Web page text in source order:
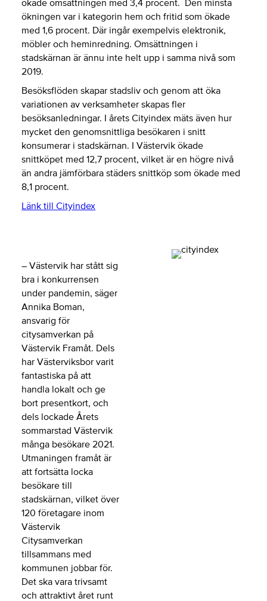
ökade omsättningen med 3,4 procent. Den minsta
ökningen var i kategorin hem och fritid som ökade
med 1,6 procent. Där ingår exempelvis elektronik,
möbler och heminredning. Omsättningen i
stadskärnan är ännu inte helt upp i samma nivå som
2019.
Besöksflöden skapar stadsliv och genom att öka
variationen av verksamheter skapas fler
besöksanledningar. I årets Cityindex mäts även hur
mycket den genomsnittliga besökaren i snitt
konsumerar i stadskärnan. I Västervik ökade
snittköpet med 12,7 procent, vilket är en högre nivå
än andra jämförbara städers snittköp som ökade med
8,1 procent.
Länk till Cityindex
– Västervik har stått sig
bra i konkurrensen
under pandemin, säger
Annika Boman,
ansvarig för
citysamverkan på
Västervik Framåt. Dels
har Västerviksbor varit
fantastiska på att
handla lokalt och ge
bort presentkort, och
dels lockade Årets
sommarstad Västervik
många besökare 2021.
Utmaningen framåt är
att fortsätta locka
besökare till
stadskärnan, vilket över
120 företagare inom
Västervik
Citysamverkan
tillsammans med
kommunen jobbar för.
Det ska vara trivsamt
och attraktivt året runt